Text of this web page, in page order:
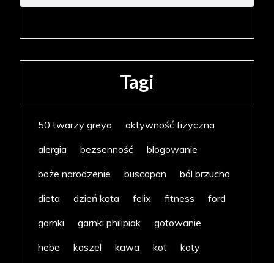
Tagi
50 twarzy greya
aktywność fizyczna
alergia
bezsenność
blogowanie
boże narodzenie
buscopan
ból brzucha
dieta
dzień kota felix fitness
ford
garnki
garnki philipiak
gotowanie
hebe
kaszel kawa kot
koty